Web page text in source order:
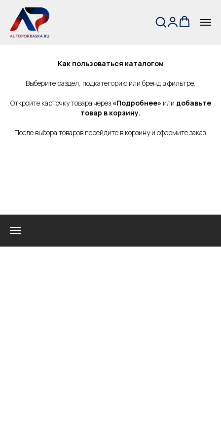
← На главную
Как пользоваться каталогом
Выберите раздел, подкатегорию или бренд в фильтре.
Откройте карточку товара через «Подробнее» или добавьте
товар в корзину.
После выбора товаров перейдите в корзину и оформите заказ.